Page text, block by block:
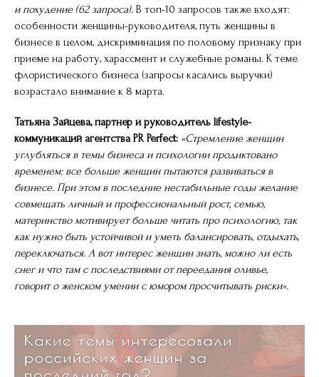
и похудение (62 запроса). В топ-10 запросов также входят:
особенности женщины-руководителя, путь женщины в
бизнесе в целом, дискриминация по половому признаку при
приеме на работу, харассмент и служебные романы. К теме
флористического бизнеса (запросы касались выручки)
возрастало внимание к 8 марта.
Татьяна Зайцева, партнер и руководитель lifestyle-
коммуникаций агентства PR Perfect: «Стремление женщин
углубляться в темы бизнеса и психологии продиктовано
временем: все больше женщин пытаются развиваться в
бизнесе. При этом в последние нестабильные годы желание
совмещать личный и профессиональный рост, семью,
материнство мотивирует больше читать про психологию, так
как нужно быть устойчивой и уметь балансировать, отдыхать,
переключаться. А вот интерес женщин знать, можно ли есть
снег и что там с последствиями от переедания оливье,
говорит о женском умении с юмором просчитывать риски».